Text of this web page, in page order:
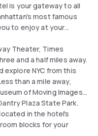
is your gateway to all
most famous
to enjoy at your
Theater, Times
and a half miles away.
explore NYC from this
than a mile away,
of Moving Images,
Plaza State Park.
in the hotel's
blocks for your